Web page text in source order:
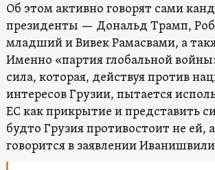
Об этом активно говорят сами
президенты — Дональд Трамп,
младший и Вивек Рамасвами, а
Именно «партия глобальной
сила, которая, действуя против
интересов Грузии, пытается
ЕС как прикрытие и представить
будто Грузия противостоит не
говорится в заявлении